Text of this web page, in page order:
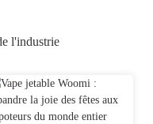
l'industrie
25/10/2024